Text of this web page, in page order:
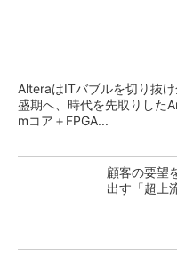
AlteraはITバブルを切り抜
盛期へ、時代を先取りした
mコア＋FPGA...
顧客の要望
出す「超上